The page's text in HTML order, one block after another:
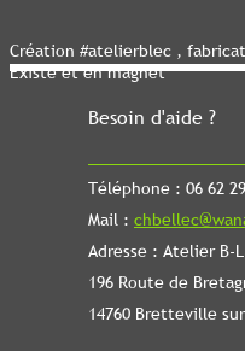
Besoin d'aide ?
Téléphone : 06 62
Mail :
Adresse : Atelier B-
196 Route de
14760 Bretteville
Création #atelierblec ,
Existe et en magnet